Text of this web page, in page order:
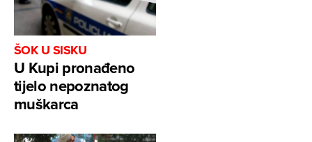
ŠOK U SISKU
U Kupi pronađeno
tijelo nepoznatog
muškarca